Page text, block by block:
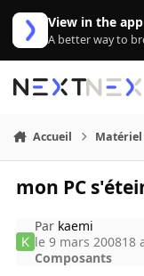
Aller au contenu
View in the app
A better way to
Accueil Matériel
mon PC
Par kaemi
le 9 mars 200818
Composants